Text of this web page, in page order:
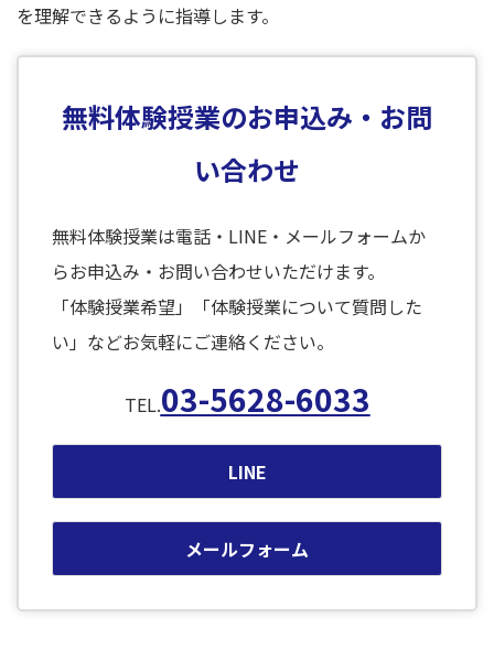
を理解できるように指導します。
無料体験授業のお申込み・お問
い合わせ
無料体験授業は電話・LINE・メールフォームか
らお申込み・お問い合わせいただけます。
「体験授業希望」「体験授業について質問した
い」などお気軽にご連絡ください。
TEL.03-5628-6033
LINE
メールフォーム